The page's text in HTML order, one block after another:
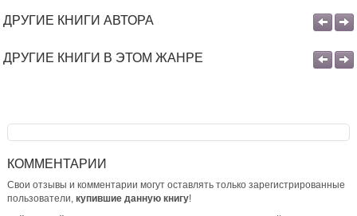
ДРУГИЕ КНИГИ АВТОРА
ДРУГИЕ КНИГИ В ЭТОМ ЖАНРЕ
КОММЕНТАРИИ
Свои отзывы и комментарии могут оставлять только зарегистрированные
пользователи,купившие данную книгу!